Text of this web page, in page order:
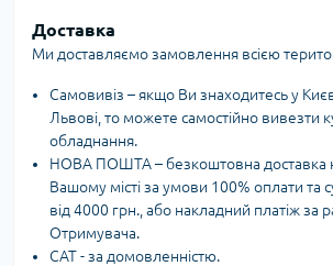
Доставка
Ми доставляємо замовлення всією
Самовивіз – якщо Ви знаходитесь у
Львові, то можете самостійно вивезти
обладнання.
НОВА ПОШТА – безкоштовна доставка
Вашому місті за умови 100% оплати та
від 4000 грн., або накладний платіж за
Отримувача.
САТ - за домовленністю.